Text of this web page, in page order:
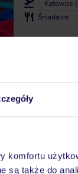
komfortu
także do
Katowice
Śniadanie
ALBANIA
05.10.2026